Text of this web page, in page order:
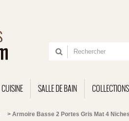
CUISINE SALLE DE BAIN COLLECTIONS
> Armoire Basse 2 Portes Gris Mat 4